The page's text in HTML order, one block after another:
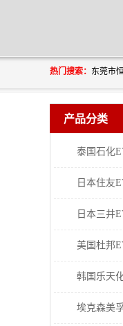
热门搜索：
产品分类
泰国石化
日本住友
日本三井
美国杜邦
韩国乐天
埃克森美